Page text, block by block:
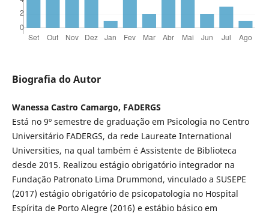
Biografia do Autor
Wanessa Castro Camargo, FADERGS
Está no 9º semestre de graduação em Psicologia no Centro
Universitário FADERGS, da rede Laureate International
Universities, na qual também é Assistente de Biblioteca
desde 2015. Realizou estágio obrigatório integrador na
Fundação Patronato Lima Drummond, vinculado a SUSEPE
(2017) estágio obrigatório de psicopatologia no Hospital
Espírita de Porto Alegre (2016) e estábio básico em